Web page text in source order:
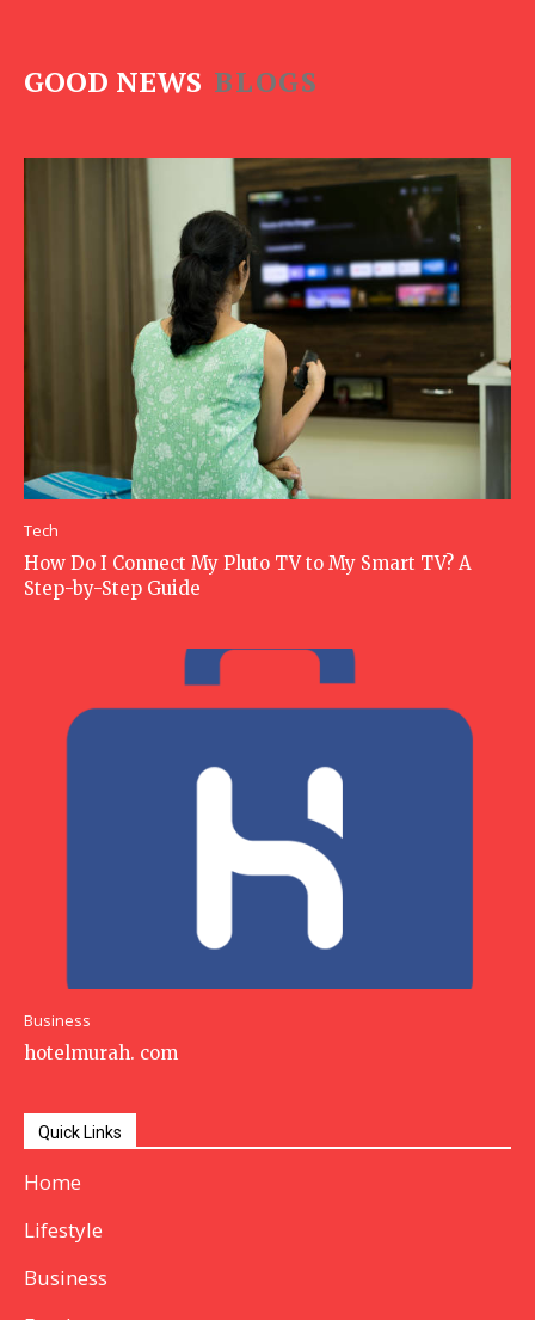
GOOD NEWS BLOGS
Tech
How Do I Connect My Pluto TV to My Smart TV? A
Step-by-Step Guide
Business
hotelmurah. com
Quick Links
Home
Lifestyle
Business